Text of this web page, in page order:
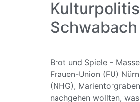
Schwabach
Brot und Spiele –
Frauen-Union (FU)
(NHG),
nachgehen wollten,